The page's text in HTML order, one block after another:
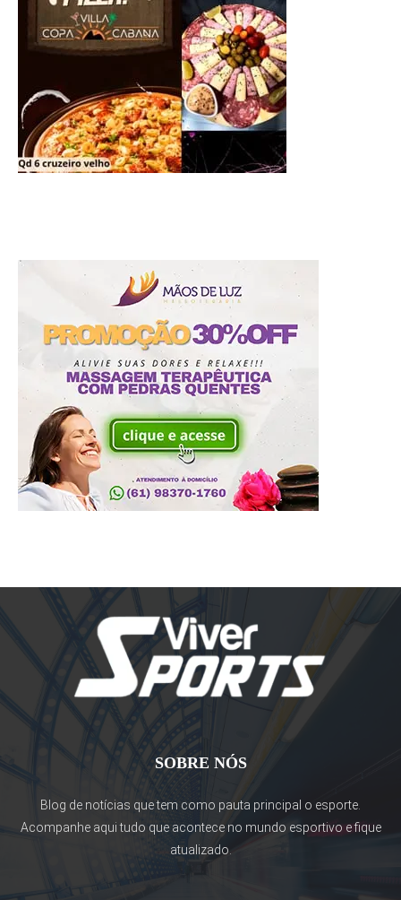
SOBRE NÓS
Blog de notícias que tem como pauta principal o esporte.
Acompanhe aqui tudo que acontece no mundo esportivo e fique
atualizado.